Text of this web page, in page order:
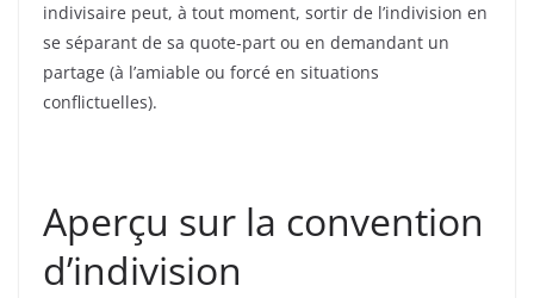
indivisaire peut, à tout moment, sortir de l’indivision en
se séparant de sa quote-part ou en demandant un
partage (à l’amiable ou forcé en situations
conflictuelles).
Aperçu sur la convention
d’indivision